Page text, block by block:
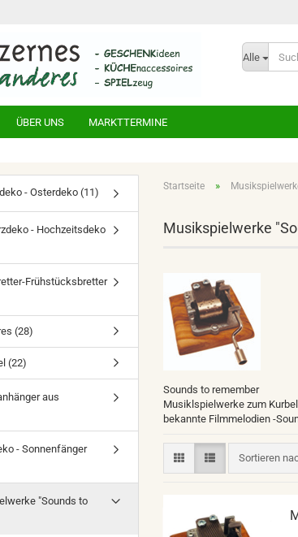
Alle
ÜBER UNS MARKTTERMINE
Startseite »
Musikspielwerke
Sounds to remember
Musiklspielwerke zum
bekannte Filmmelodien -
Sortieren
Sortieren
- Osterdeko (11)
- Hochzeitsdeko
Frühstücksbretter
(28)
(22)
aus
- Sonnenfänger
"Sounds to